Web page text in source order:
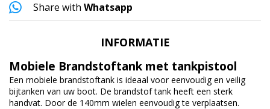
Share with Whatsapp
INFORMATIE
Mobiele Brandstoftank met tankpistool
Een mobiele brandstoftank is ideaal voor eenvoudig en veilig
bijtanken van uw boot. De brandstof tank heeft een sterk
handvat. Door de 140mm wielen eenvoudig te verplaatsen.